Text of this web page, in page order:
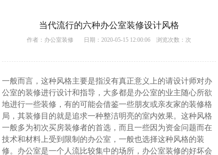
当代流行的六种办公室装修设计风格
作者： 办公室装修 日期：2020-05-15 12:00:06 浏览次数： 次
一般而言，这种风格主要是指没有真正意义上的请设计师对办
公室的装修进行设计和指导，大多都是办公室的业主随心所欲
地进行一些装修，有的可能会借鉴一些朋友或亲友家的装修格
局，其装修目的就是追求一种整洁明亮的室内效果。这种风格
一般多为初次买房装修者的首选，而且一些因为资金问题而在
技术和材料上受到限制的办公室，一般也选择这种风格的装
修。办公室是一个人流比较集中的场所， 办公室装修的好坏会